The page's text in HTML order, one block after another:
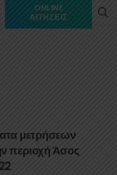
ONLINE
ΑΙΤΉΣΕΙΣ
μετρήσεων
περιοχή Άσος